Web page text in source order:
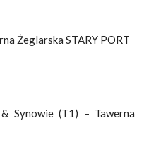
Żeglarska STARY PORT
Synowie (T1) – Tawerna